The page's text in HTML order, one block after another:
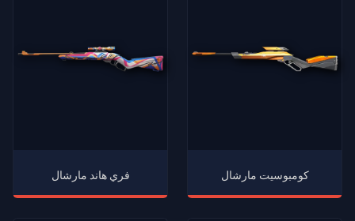
فري هاند مارشال كومبوسيت مارشال